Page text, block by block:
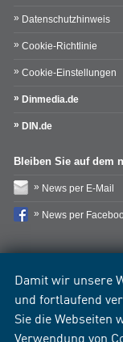
Damit wir unsere
und fortlaufend
Sie die Webseiten
Verwendung von
Datenschutzhinweis
Cookie-Richtlinie
Cookie-Einstellungen
Dinmedia.de
DIN.de
Bleiben Sie auf dem
News per E-Mail
News per